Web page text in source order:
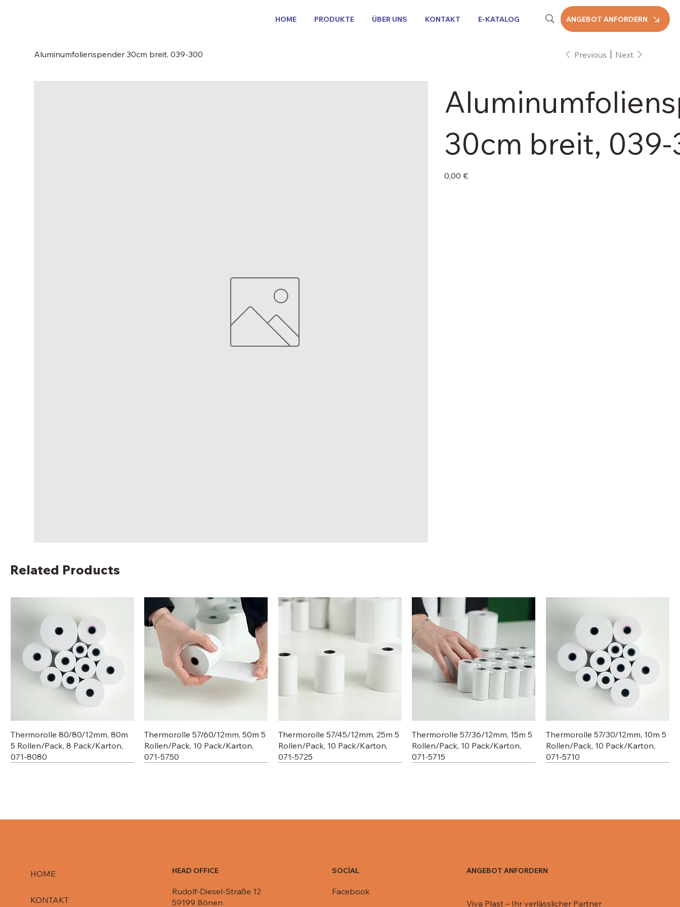
ANGEBOT ANFORDERN
HOME PRODUKTE ÜBER UNS KONTAKT E-KATALOG
Aluminumfolienspender 30cm breit, 039-300 Previous Next
30cm breit,
Price
0,00 €
Related Products
Thermorolle 80/80/12mm, 80m
5 Rollen/Pack, 8 Pack/Karton,
071-8080
Thermorolle 57/60/12mm, 50m 5
Rollen/Pack, 10 Pack/Karton,
071-5750
Thermorolle 57/45/12mm, 25m 5
Rollen/Pack, 10 Pack/Karton,
071-5725
Thermorolle 57/36/12mm, 15m 5
Rollen/Pack, 10 Pack/Karton,
071-5715
Thermorolle 57/30/12mm, 10m 5
Rollen/Pack, 10 Pack/Karton,
071-5710
Deckel für Aluschale C807-1000,
Deckel für Aluschale C803-1450,
Deckel für Aluschale C801-770,
Deckel für 911 ML, 081-DR911
Deckel für Aluschale R84-861,
Deckel für Aluschale R1-845,
Deckel für Aluschale R13 / 670
Deckel für Aluschale R0-65L /
Deckel für R651 L / 080-R651/
HOME
KONTAKT
HEAD OFFICE
Rudolf-Diesel-Straße 12
59199 Bönen
SOCİAL
Facebook
ANGEBOT ANFORDERN
Viva Plast – Ihr verlässlicher Partner